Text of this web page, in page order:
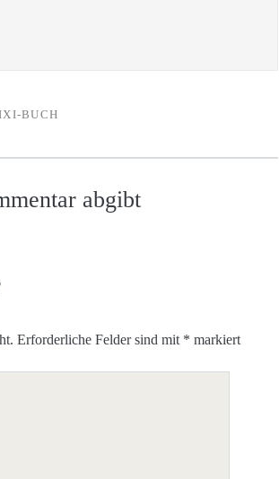
BUCH
abgibt
Erforderliche Felder sind mit * markiert